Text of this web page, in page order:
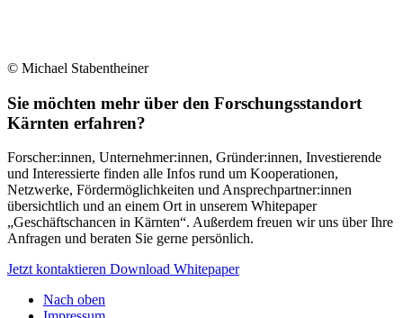
© Michael Stabentheiner
Sie möchten mehr über den Forschungsstandort
Kärnten erfahren?
Forscher:innen, Unternehmer:innen, Gründer:innen, Investierende
und Interessierte finden alle Infos rund um Kooperationen,
Netzwerke, Fördermöglichkeiten und Ansprechpartner:innen
übersichtlich und an einem Ort in unserem Whitepaper
„Geschäftschancen in Kärnten“. Außerdem freuen wir uns über Ihre
Anfragen und beraten Sie gerne persönlich.
Jetzt kontaktieren Download Whitepaper
Nach oben